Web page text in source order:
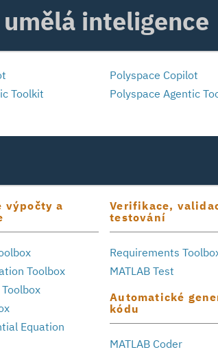
inteligence
Toolkit
Polyspace Copilot
Polyspace Agentic
výpočty a
Toolbox
Equation
Verifikace,
testování
Requirements
MATLAB Test
Automatické
kódu
MATLAB Coder